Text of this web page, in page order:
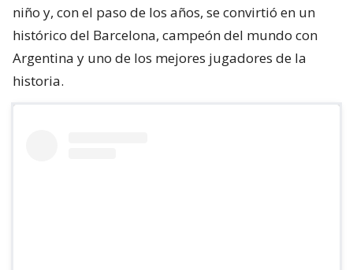
niño y, con el paso de los años, se convirtió en un
histórico del Barcelona, campeón del mundo con
Argentina y uno de los mejores jugadores de la
historia.